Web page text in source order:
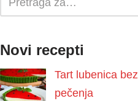
Novi recepti
Tart lubenica bez
pečenja